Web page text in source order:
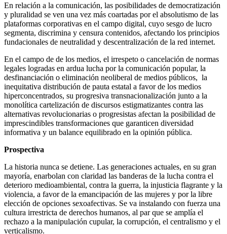
En relación a la comunicación, las posibilidades de democratización
y pluralidad se ven una vez más coartadas por el absolutismo de las
plataformas corporativas en el campo digital, cuyo sesgo de lucro
segmenta, discrimina y censura contenidos, afectando los principios
fundacionales de neutralidad y descentralización de la red internet.
En el campo de de los medios, el irrespeto o cancelación de normas
legales logradas en ardua lucha por la comunicación popular, la
desfinanciación o eliminación neoliberal de medios públicos, la
inequitativa distribución de pauta estatal a favor de los medios
hiperconcentrados, su progresiva transnacionalización junto a la
monolítica cartelización de discursos estigmatizantes contra las
alternativas revolucionarias o progresistas afectan la posibilidad de
imprescindibles transformaciones que garanticen diversidad
informativa y un balance equilibrado en la opinión pública.
Prospectiva
La historia nunca se detiene. Las generaciones actuales, en su gran
mayoría, enarbolan con claridad las banderas de la lucha contra el
deterioro medioambiental, contra la guerra, la injusticia flagrante y la
violencia, a favor de la emancipación de las mujeres y por la libre
elección de opciones sexoafectivas. Se va instalando con fuerza una
cultura irrestricta de derechos humanos, al par que se amplía el
rechazo a la manipulación cupular, la corrupción, el centralismo y el
verticalismo.